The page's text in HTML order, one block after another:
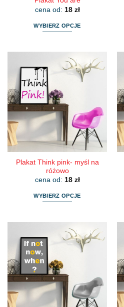
cena od: 18 zł
WYBIERZ OPCJE
wiele
wariantów.
Opcje
można
wybrać
na
stronie
produktu
Plakat Think pink- myśl na
różowo
cena od: 18 zł
WYBIERZ OPCJE
wiele
wariantów.
Opcje
można
wybrać
na
stronie